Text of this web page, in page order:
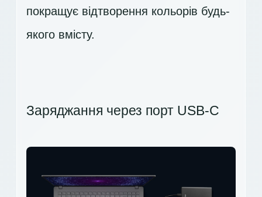
покращує відтворення кольорів будь-
якого вмісту.
Заряджання через порт USB-C